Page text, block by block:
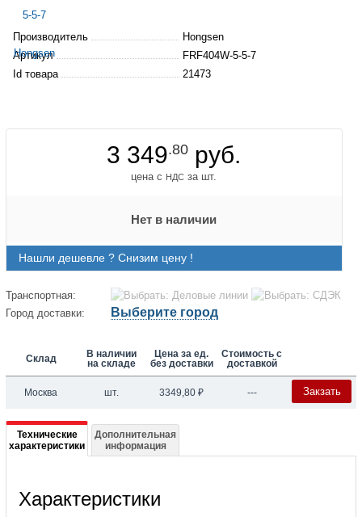
Производитель
Hongsen
Артикул
FRF404W-5-5-7
Id товара
21473
3 349.80 руб.
цена с НДС за шт.
Нет в наличии
Нашли дешевле ? Снизим цену !
Транспортная:
Город доставки:
Выберите город
Склад
В наличии
на складе
Цена за ед.
без доставки
Стоимость с
доставкой
Москва шт. 3349,80 ₽ --- Закзать
Подробная
информация
ТРВ
Технические
характеристики
Дополнительная
информация
Характеристики